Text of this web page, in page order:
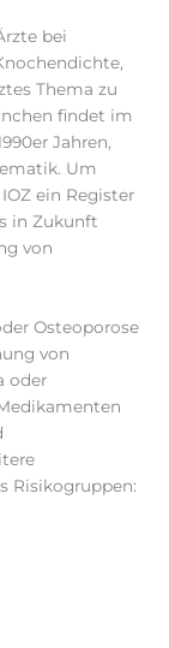
bei
Thema zu
findet im
Jahren,
Um
ein Register
in Zukunft
von
Osteoporose
von
oder
Risikogruppen: